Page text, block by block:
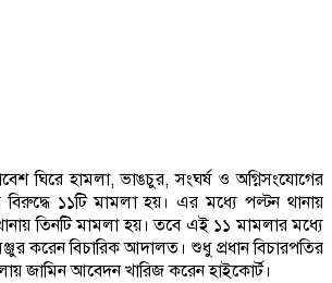
ঘিরে হামলা, ভাঙচুর, সংঘর্ষ ও অগ্নিসংযোগের
১১টি মামলা হয়। এর মধ্যে পল্টন থানায়
তিনটি মামলা হয়। তবে এই ১১ মামলার মধ্যে
করেন বিচারিক আদালত। শুধু প্রধান বিচারপতির
জামিন আবেদন খারিজ করেন হাইকোর্ট।